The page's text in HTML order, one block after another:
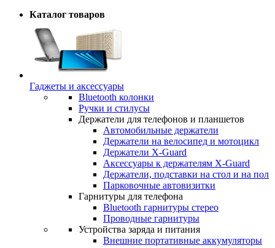
Каталог товаров
Гаджеты и аксессуары
Bluetooth колонки
Ручки и стилусы
Держатели для телефонов и планшетов
Автомобильные держатели
Держатели на велосипед и мотоцикл
Держатели X-Guard
Аксессуары к держателям X-Guard
Держатели, подставки на стол и на пол
Парковочные автовизитки
Гарнитуры для телефона
Bluetooth гарнитуры стерео
Проводные гарнитуры
Устройства заряда и питания
Внешние портативные аккумуляторы